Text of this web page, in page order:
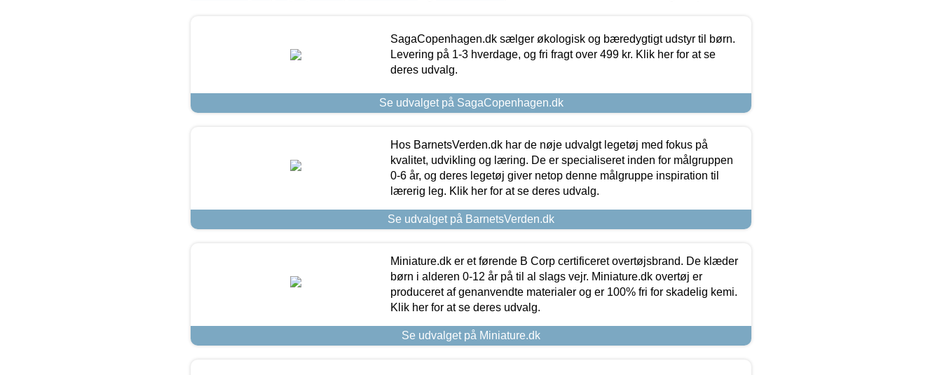
SagaCopenhagen.dk sælger økologisk og bæredygtigt udstyr til børn.
Levering på 1-3 hverdage, og fri fragt over 499 kr. Klik her for at se
deres udvalg.
Se udvalget på SagaCopenhagen.dk
Hos BarnetsVerden.dk har de nøje udvalgt legetøj med fokus på
kvalitet, udvikling og læring. De er specialiseret inden for målgruppen
0-6 år, og deres legetøj giver netop denne målgruppe inspiration til
lærerig leg. Klik her for at se deres udvalg.
Se udvalget på BarnetsVerden.dk
Miniature.dk er et førende B Corp certificeret overtøjsbrand. De klæder
børn i alderen 0-12 år på til al slags vejr. Miniature.dk overtøj er
produceret af genanvendte materialer og er 100% fri for skadelig kemi.
Klik her for at se deres udvalg.
Se udvalget på Miniature.dk